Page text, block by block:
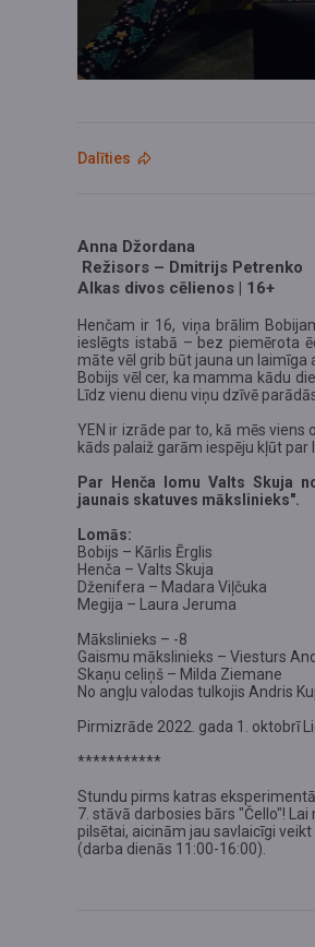
Dalīties
Anna Džordana
Režisors – Dmitrijs Petrenko
Alkas divos cēlienos | 16+
Henčam ir 16, viņa brālim
ieslēgts istabā – bez piemērota
māte vēl grib būt jauna un laimīga
Bobijs vēl cer, ka mamma kādu
Līdz vienu dienu viņu dzīvē
YEN ir izrāde par to, kā mēs
kāds palaiž garām iespēju kļūt par
Par Henča lomu Valts Skuja
jaunais skatuves mākslinieks".
Lomās:
Bobijs – Kārlis Ērglis
Henča – Valts Skuja
Dženifera – Madara Viļčuka
Megija – Laura Jeruma
Mākslinieks – -8
Gaismu mākslinieks – Viesturs
Skaņu celiņš – Milda Ziemane
No angļu valodas tulkojis Andris
Pirmizrāde 2022. gada 1. oktobrī
***********
Stundu pirms katras
7. stāvā darbosies bārs "Čello"!
pilsētai, aicinām jau savlaicīgi
(darba dienās 11:00-16:00)